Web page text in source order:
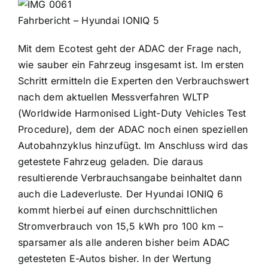
Fahrbericht – Hyundai IONIQ 5
Mit dem Ecotest geht der ADAC der Frage nach,
wie sauber ein Fahrzeug insgesamt ist. Im ersten
Schritt ermitteln die Experten den Verbrauchswert
nach dem aktuellen Messverfahren WLTP
(Worldwide Harmonised Light-Duty Vehicles Test
Procedure), dem der ADAC noch einen speziellen
Autobahnzyklus hinzufügt. Im Anschluss wird das
getestete Fahrzeug geladen. Die daraus
resultierende Verbrauchsangabe beinhaltet dann
auch die Ladeverluste. Der Hyundai IONIQ 6
kommt hierbei auf einen durchschnittlichen
Stromverbrauch von 15,5 kWh pro 100 km –
sparsamer als alle anderen bisher beim ADAC
getesteten E-Autos bisher. In der Wertung